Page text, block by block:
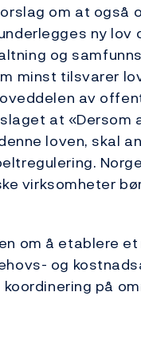
om at også
ny lov
og
minst tilsvarer
av
at «Dersom
loven, skal
virksomheter
om å etablere
og
på